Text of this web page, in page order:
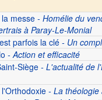
messe- Homélie du
à Paray-Le-Monial
parfois la clé- Un
- Action et efficacité
Siège- L'actualité de
- La théologie